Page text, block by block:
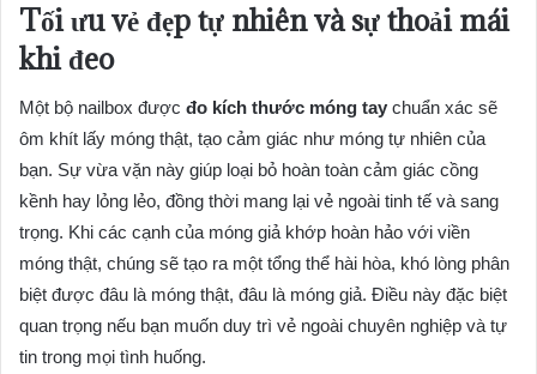
Tối ưu vẻ đẹp tự nhiên và sự thoải mái
khi đeo
Một bộ nailbox được đo kích thước móng tay chuẩn xác sẽ
ôm khít lấy móng thật, tạo cảm giác như móng tự nhiên của
bạn. Sự vừa vặn này giúp loại bỏ hoàn toàn cảm giác cồng
kềnh hay lỏng lẻo, đồng thời mang lại vẻ ngoài tinh tế và sang
trọng. Khi các cạnh của móng giả khớp hoàn hảo với viền
móng thật, chúng sẽ tạo ra một tổng thể hài hòa, khó lòng phân
biệt được đâu là móng thật, đâu là móng giả. Điều này đặc biệt
quan trọng nếu bạn muốn duy trì vẻ ngoài chuyên nghiệp và tự
tin trong mọi tình huống.